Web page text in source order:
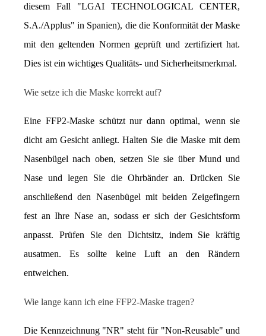
diesem Fall "LGAI TECHNOLOGICAL CENTER,
S.A./Applus" in Spanien), die die Konformität der Maske
mit den geltenden Normen geprüft und zertifiziert hat.
Dies ist ein wichtiges Qualitäts- und Sicherheitsmerkmal.
Wie setze ich die Maske korrekt auf?
Eine FFP2-Maske schützt nur dann optimal, wenn sie
dicht am Gesicht anliegt. Halten Sie die Maske mit dem
Nasenbügel nach oben, setzen Sie sie über Mund und
Nase und legen Sie die Ohrbänder an. Drücken Sie
anschließend den Nasenbügel mit beiden Zeigefingern
fest an Ihre Nase an, sodass er sich der Gesichtsform
anpasst. Prüfen Sie den Dichtsitz, indem Sie kräftig
ausatmen. Es sollte keine Luft an den Rändern
entweichen.
Wie lange kann ich eine FFP2-Maske tragen?
Die Kennzeichnung "NR" steht für "Non-Reusable" und